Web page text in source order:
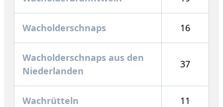
Wacholderschnaps 16
Wacholderschnaps aus den
Niederlanden
37
Wachrütteln 11